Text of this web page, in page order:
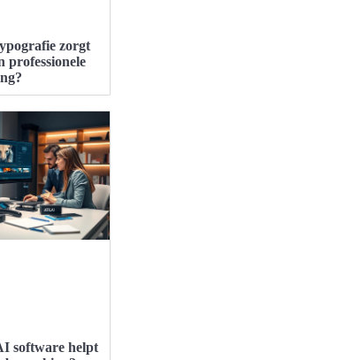
zorgt
professionele
software helpt